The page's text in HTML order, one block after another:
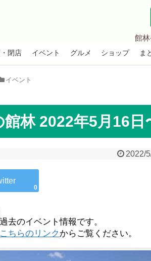
館
閉店 イベント グルメ ショップ ま
イベント
館林 2022年5月16日
2022/
0
去のイベント情報です。
こちらのリンク からご覧ください。